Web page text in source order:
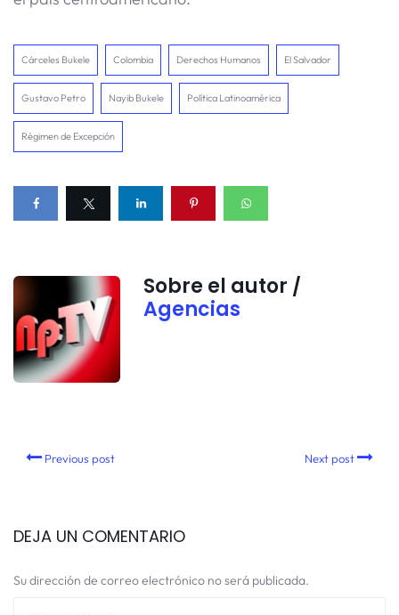
Cárceles Bukele Colombia Derechos Humanos El Salvador
Gustavo Petro Nayib Bukele Política Latinoamérica
Régimen de Excepción
Sobre el autor /
Agencias
Previous post Next post
DEJA UN COMENTARIO
Su dirección de correo electrónico no será publicada.